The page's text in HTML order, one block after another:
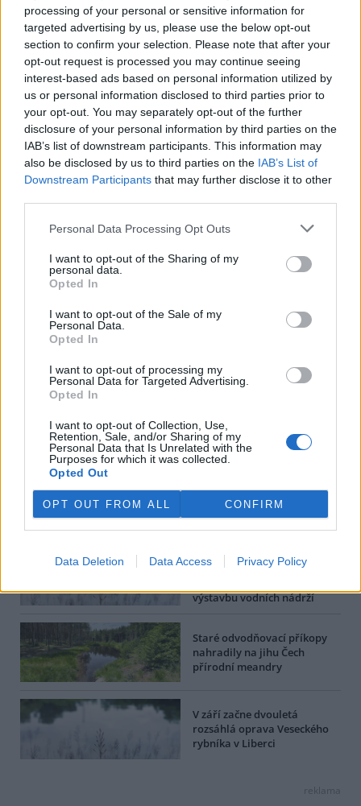
processing of your personal or sensitive information for
targeted advertising by us, please use the below opt-out
section to confirm your selection. Please note that after your
opt-out request is processed you may continue seeing
interest-based ads based on personal information utilized by
us or personal information disclosed to third parties prior to
your opt-out. You may separately opt-out of the further
disclosure of your personal information by third parties on the
IAB’s list of downstream participants. This information may
also be disclosed by us to third parties on the IAB’s List of
Downstream Participants that may further disclose it to other
Personal Data Processing Opt Outs
I want to opt-out of the Sharing of my
personal data.
Opted In
I want to opt-out of the Sale of my
Personal Data.
Opted In
I want to opt-out of processing my
Personal Data for Targeted Advertising.
Opted In
I want to opt-out of Collection, Use,
Retention, Sale, and/or Sharing of my
Personal Data that Is Unrelated with the
Purposes for which it was collected.
Opted Out
OPT OUT FROM ALL CONFIRM
Data Deletion Data Access Privacy Policy
Na některých vodních tocích se po dešti zvýšily průtoky.
reklama
tisknout
BEZK využívá agenturní zpravodajství ČTK, která si vyhrazuje
veškerá práva. Publikování nebo další šíření obsahu ze zdrojů ČTK
je výslovně zakázáno bez předchozího písemného souhlasu ze
strany ČTK.
Dále čtěte |
Obce dostanou od
ministerstva 300 milionů
výstavbu vodních nádrží
Staré odvodňovací příkopy
nahradily na jihu Čech
přírodní meandry
V září začne dvouletá
rozsáhlá oprava Veseckého
rybníka v Liberci
reklama